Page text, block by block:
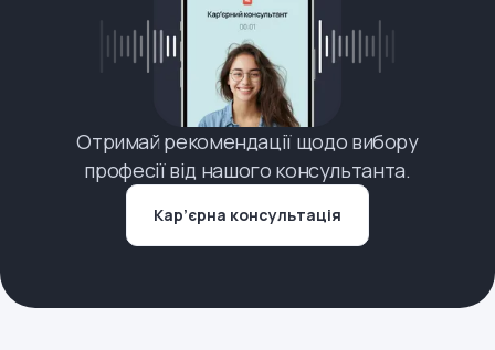
Отримай рекомендації щодо вибору
професії від нашого консультанта.
Кар’єрна консультація